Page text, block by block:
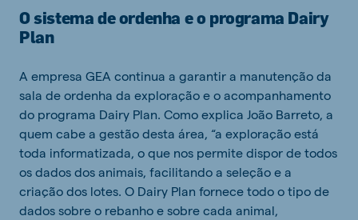
O sistema de ordenha e o programa Dairy
Plan
A empresa GEA continua a garantir a manutenção da
sala de ordenha da exploração e o acompanhamento
do programa Dairy Plan. Como explica João Barreto, a
quem cabe a gestão desta área, “a exploração está
toda informatizada, o que nos permite dispor de todos
os dados dos animais, facilitando a seleção e a
criação dos lotes. O Dairy Plan fornece todo o tipo de
dados sobre o rebanho e sobre cada animal,